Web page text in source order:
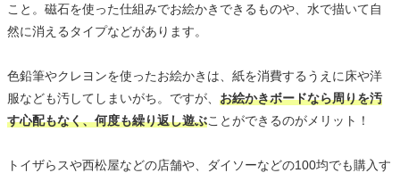
こと。磁石を使った仕組みでお絵かきできるものや、水で描いて自
然に消えるタイプなどがあります。
色鉛筆やクレヨンを使ったお絵かきは、紙を消費するうえに床や洋
服なども汚してしまいがち。ですが、 お絵かきボードなら周りを汚
す心配もなく、何度も繰り返し遊ぶことができるのがメリット！
トイザらスや西松屋などの店舗や、ダイソーなどの100均でも購入す